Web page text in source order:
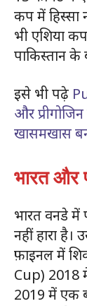
कप में हिस्सा
भी एशिया
पाकिस्तान
इसे भी पढ़े
और
खासमखास
भारत और
भारत वनडे में
नहीं हारा है।
फ़ाइनल में
Cup) 2018
2019 में एक